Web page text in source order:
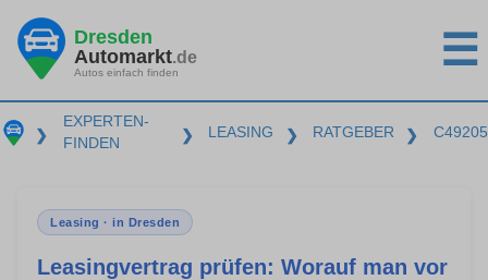
Dresden
Automarkt.de
Autos einfach finden ☰
❯
EXPERTEN-
FINDEN
❯ LEASING ❯ RATGEBER ❯ C49205
Leasing · in Dresden
Leasingvertrag prüfen: Worauf man vor